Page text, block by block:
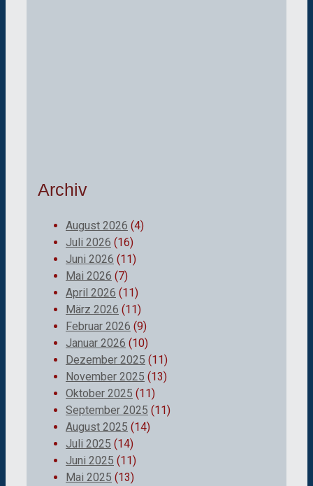
Archiv
August 2026 (4)
Juli 2026 (16)
Juni 2026 (11)
Mai 2026 (7)
April 2026 (11)
März 2026 (11)
Februar 2026 (9)
Januar 2026 (10)
Dezember 2025 (11)
November 2025 (13)
Oktober 2025 (11)
September 2025 (11)
August 2025 (14)
Juli 2025 (14)
Juni 2025 (11)
Mai 2025 (13)